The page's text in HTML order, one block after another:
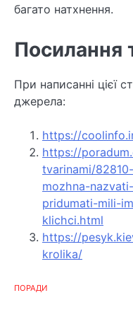
багато натхнення.
Посилання
При написанні цієї
джерела:
https://
https://
tvarinami/
mozhna-
pridumati-mili-
klichci.html
https://
krolika/
ПОРАДИ